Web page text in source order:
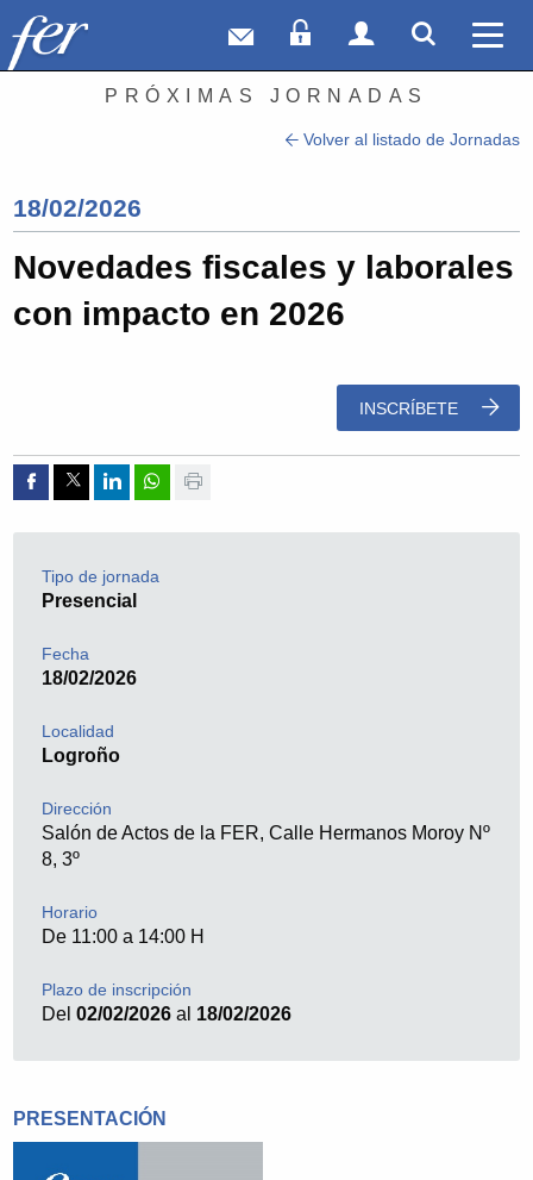
Correo webAcceso Socios
Acceso
PRÓXIMAS JORNADAS
Volver al listado de Jornadas
18/02/2026
Novedades fiscales y laborales
con impacto en 2026
INSCRÍBETE
Compartir por Facebook
Compartir por Twitter
Compartir por Linkedin
Compartir por whatsapp
Imprimir
Tipo de jornada
Presencial
Fecha
18/02/2026
Localidad
Logroño
Dirección
Salón de Actos de la FER, Calle Hermanos Moroy Nº
8, 3º
Horario
De 11:00 a 14:00 H
Plazo de inscripción
Del02/02/2026 al 18/02/2026
PRESENTACIÓN